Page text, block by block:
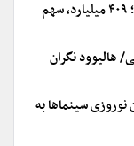
تازه‌ترین آمار فروش فیلم‌های روی پرده؛ ۴۰۹ میلیارد، سهم
هالیوود نگران
اکران نوروزی سینماها به